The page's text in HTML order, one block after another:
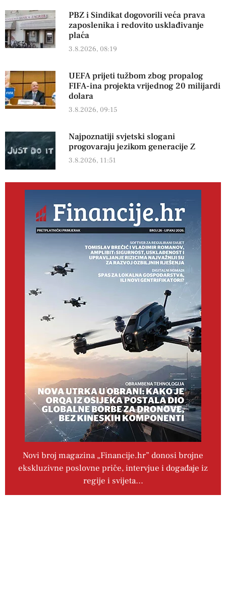
PBZ i Sindikat dogovorili veća prava
zaposlenika i redovito usklađivanje
plaća
3.8.2026, 08:19
UEFA prijeti tužbom zbog propalog
FIFA-ina projekta vrijednog 20 milijardi
dolara
3.8.2026, 09:15
Najpoznatiji svjetski slogani
progovaraju jezikom generacije Z
3.8.2026, 11:51
Novi broj magazina „Financije.hr” donosi brojne
ekskluzivne poslovne priče, intervjue i događaje iz
regije i svijeta…